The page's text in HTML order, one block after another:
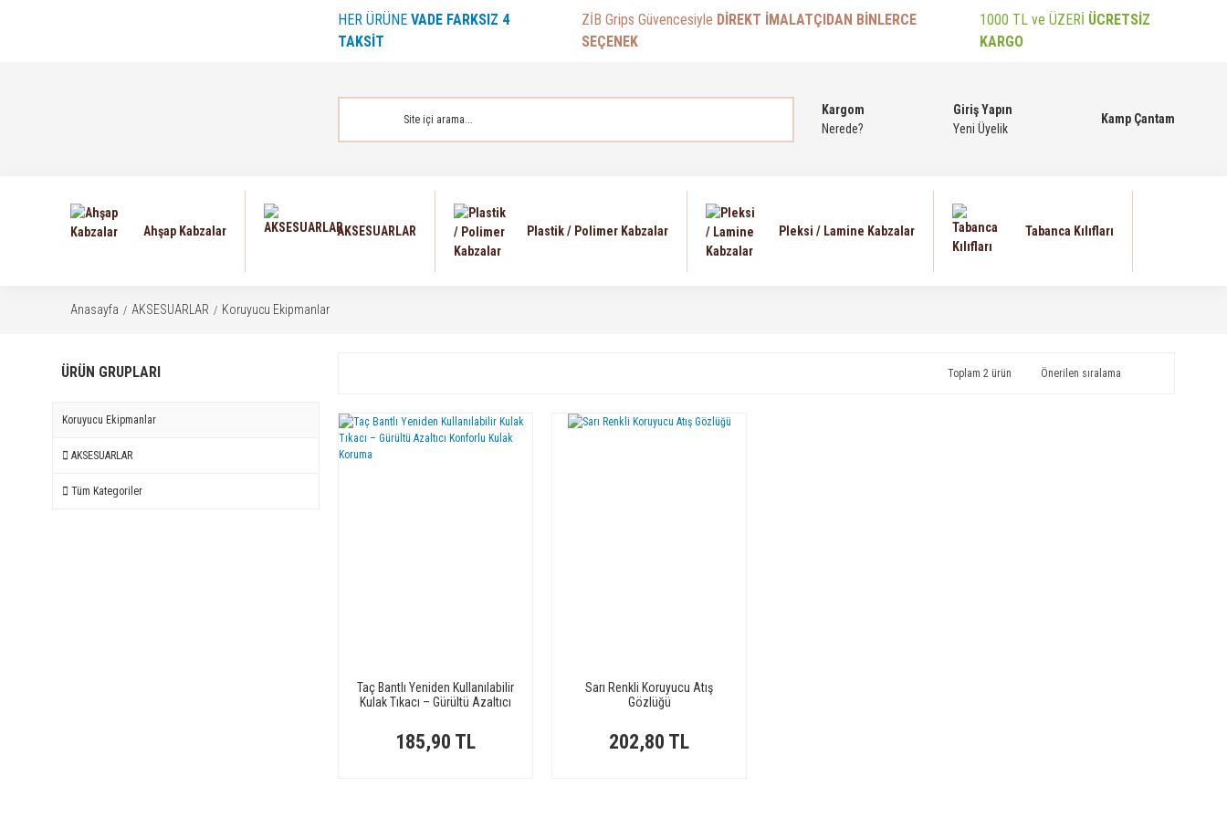
HER ÜRÜNE VADE FARKSIZ 4
TAKSİT
ZİB Grips Güvencesiyle DİREKT İMALATÇIDAN BİNLERCE
SEÇENEK
1000 TL ve ÜZERİ ÜCRETSİZ
KARGO
Kargom
Nerede?
Giriş Yapın
Yeni Üyelik
Kamp Çantam
Ahşap Kabzalar AKSESUARLAR Plastik / Polimer Kabzalar Pleksi / Lamine Kabzalar Tabanca Kılıfları
Anasayfa AKSESUARLAR Koruyucu Ekipmanlar
ÜRÜN GRUPLARI
Koruyucu Ekipmanlar
AKSESUARLAR
Tüm Kategoriler
Toplam 2 ürün
Taç Bantlı Yeniden Kullanılabilir
Kulak Tıkacı – Gürültü Azaltıcı
185,90 TL
Sarı Renkli Koruyucu Atış
Gözlüğü
202,80 TL